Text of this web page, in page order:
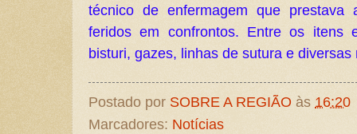
técnico de enfermagem que prestava
feridos em confrontos. Entre os itens
bisturi, gazes, linhas de sutura e diversas
Postado por SOBRE A REGIÃO às 16:20
Marcadores: Notícias